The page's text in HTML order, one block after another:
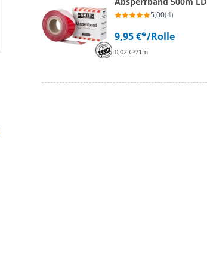
5,00(4)
9,95 €*/Rolle
0,02 €*/1m